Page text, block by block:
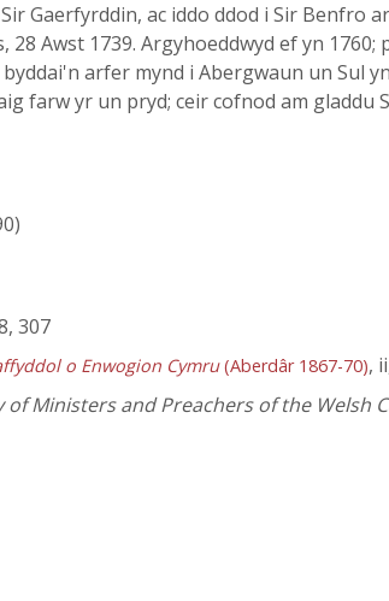
Gaerfyrddin, ac iddo ddod i Sir Benfro
Awst 1739. Argyhoeddwyd ef yn
arfer mynd i Abergwaun un Sul
farw yr un pryd; ceir cofnod am
307
o Enwogion Cymru(Aberdâr 1867-70),
Ministers and Preachers of the Welsh